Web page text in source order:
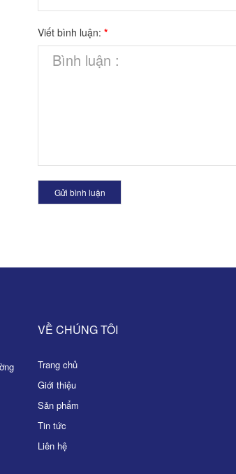
Viết bình luận: *
Gửi bình luận
VỀ CHÚNG TÔI
Trang chủ
Giới thiệu
Sản phẩm
Tin tức
Liên hệ